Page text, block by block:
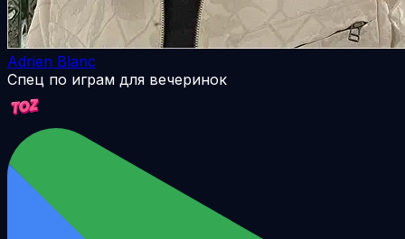
Adrien Blanc
Спец по играм для вечеринок